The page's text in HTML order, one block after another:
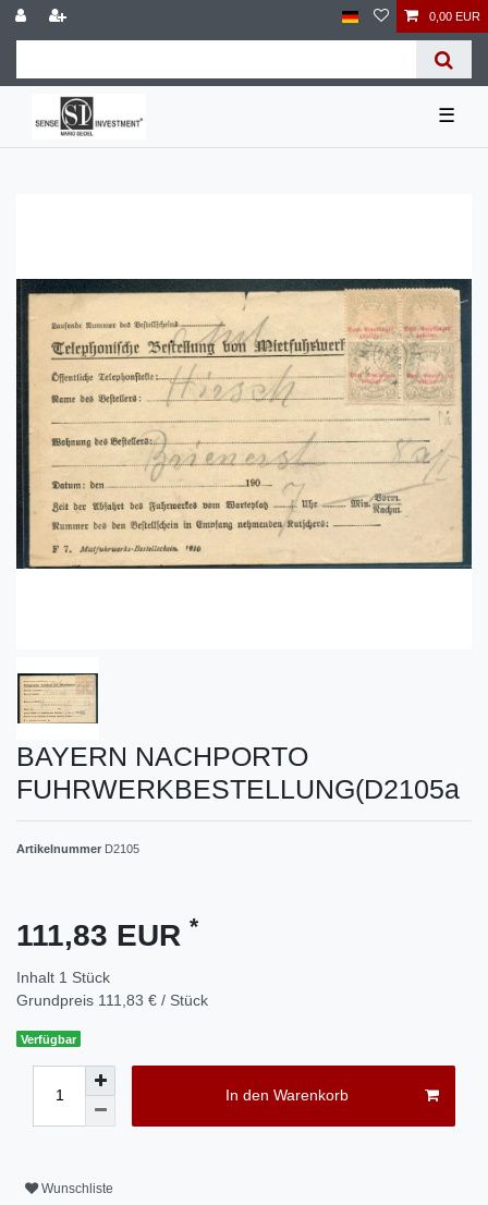
0,00 EUR
☰
BAYERN NACHPORTO
FUHRWERKBESTELLUNG(D2105a
Artikelnummer D2105
111,83 EUR *
Inhalt 1 Stück
Grundpreis 111,83 € / Stück
Verfügbar
In den Warenkorb
Wunschliste